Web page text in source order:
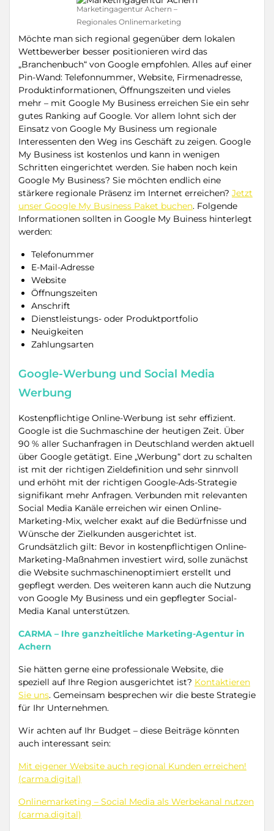
Marketingagentur Achern –
Regionales Onlinemarketing
Möchte man sich regional gegenüber dem lokalen
Wettbewerber besser positionieren wird das
„Branchenbuch“ von Google empfohlen. Alles auf einer
Pin-Wand: Telefonnummer, Website, Firmenadresse,
Produktinformationen, Öffnungszeiten und vieles
mehr – mit Google My Business erreichen Sie ein sehr
gutes Ranking auf Google. Vor allem lohnt sich der
Einsatz von Google My Business um regionale
Interessenten den Weg ins Geschäft zu zeigen. Google
My Business ist kostenlos und kann in wenigen
Schritten eingerichtet werden. Sie haben noch kein
Google My Business? Sie möchten endlich eine
stärkere regionale Präsenz im Internet erreichen? Jetzt
unser Google My Business Paket buchen. Folgende
Informationen sollten in Google My Buiness hinterlegt
werden:
Telefonummer
E-Mail-Adresse
Website
Öffnungszeiten
Anschrift
Dienstleistungs- oder Produktportfolio
Neuigkeiten
Zahlungsarten
Google-Werbung und Social Media
Werbung
Kostenpflichtige Online-Werbung ist sehr effizient.
Google ist die Suchmaschine der heutigen Zeit. Über
90 % aller Suchanfragen in Deutschland werden aktuell
über Google getätigt. Eine „Werbung“ dort zu schalten
ist mit der richtigen Zieldefinition und sehr sinnvoll
und erhöht mit der richtigen Google-Ads-Strategie
signifikant mehr Anfragen. Verbunden mit relevanten
Social Media Kanäle erreichen wir einen Online-
Marketing-Mix, welcher exakt auf die Bedürfnisse und
Wünsche der Zielkunden ausgerichtet ist.
Grundsätzlich gilt: Bevor in kostenpflichtigen Online-
Marketing-Maßnahmen investiert wird, solle zunächst
die Website suchmaschinenoptimiert erstellt und
gepflegt werden. Des weiteren kann auch die Nutzung
von Google My Business und ein gepflegter Social-
Media Kanal unterstützen.
CARMA – Ihre ganzheitliche Marketing-Agentur in
Achern
Sie hätten gerne eine professionale Website, die
speziell auf Ihre Region ausgerichtet ist? Kontaktieren
Sie uns. Gemeinsam besprechen wir die beste Strategie
für Ihr Unternehmen.
Wir achten auf Ihr Budget – diese Beiträge könnten
auch interessant sein:
Mit eigener Website auch regional Kunden erreichen!
(carma.digital)
Onlinemarketing – Social Media als Werbekanal nutzen
(carma.digital)